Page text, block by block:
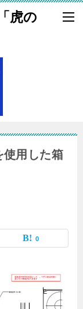
虎の
使用した箱
0